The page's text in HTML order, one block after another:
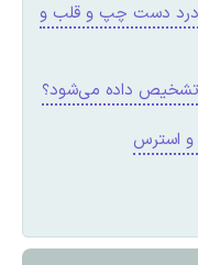
درد دست چپ و قلب و
داده می‌شود؟
استرس